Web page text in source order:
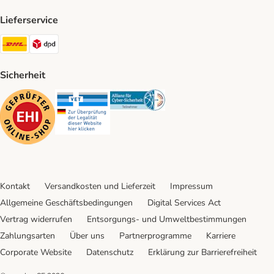
Lieferservice
DHL Shipping Method
Sicherheit
Security Security Security
Kontakt Versandkosten und Lieferzeit
Impressum
Allgemeine Geschäftsbedingungen
Digital Services Act
Vertrag widerrufen
Entsorgungs- und Umweltbestimmungen
Zahlungsarten
Über uns Partnerprogramme
Karriere
Corporate Website
Datenschutz Erklärung zur Barrierefreiheit